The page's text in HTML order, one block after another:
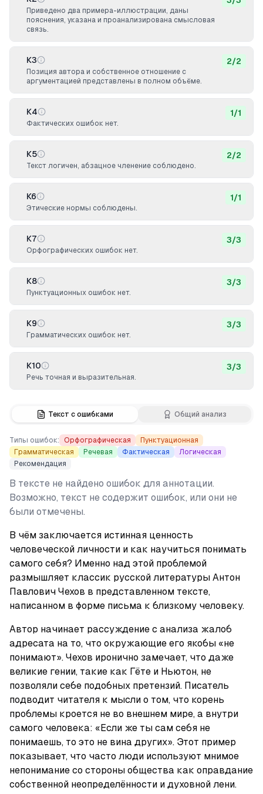
Текст с ошибками Общий анализ
Типы ошибок: Орфографическая
Пунктуационная
Грамматическая
Речевая Фактическая
Логическая
Рекомендация
В тексте не найдено ошибок для аннотации.
Возможно, текст не содержит ошибок, или они не
были отмечены.
В чём заключается истинная ценность
человеческой личности и как научиться понимать
самого себя? Именно над этой проблемой
размышляет классик русской литературы Антон
Павлович Чехов в представленном тексте,
написанном в форме письма к близкому человеку.
Автор начинает рассуждение с анализа жалоб
адресата на то, что окружающие его якобы «не
понимают». Чехов иронично замечает, что даже
великие гении, такие как Гёте и Ньютон, не
позволяли себе подобных претензий. Писатель
подводит читателя к мысли о том, что корень
проблемы кроется не во внешнем мире, а внутри
самого человека: «Если же ты сам себя не
понимаешь, то это не вина других». Этот пример
показывает, что часто люди используют мнимое
непонимание со стороны общества как оправдание
собственной неопределённости и духовной лени.
Приведено два примера-иллюстрации, даны
пояснения, указана и проанализирована смысловая
связь.
К3
Позиция автора и собственное отношение с
аргументацией представлены в полном объёме.
2/2
К4
Фактических ошибок нет.
1/1
К5
Текст логичен, абзацное членение соблюдено.
2/2
К6
Этические нормы соблюдены.
1/1
К7
Орфографических ошибок нет.
3/3
К8
Пунктуационных ошибок нет.
3/3
К9
Грамматических ошибок нет.
3/3
К10
Речь точная и выразительная.
3/3